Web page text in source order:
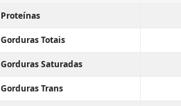
Proteínas
Gorduras Totais
Gorduras Saturadas
Gorduras Trans